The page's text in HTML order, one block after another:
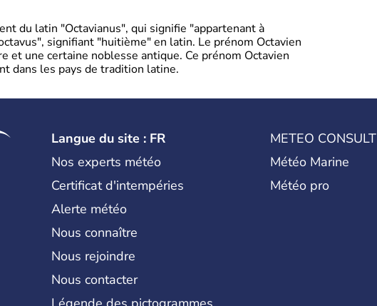
du latin "Octavianus", qui signifie "appartenant à
signifiant "huitième" en latin. Le prénom Octavien
et une certaine noblesse antique. Ce prénom Octavien
dans les pays de tradition latine.
Langue du site : FR
Nos experts météo
Certificat d'intempéries
Alerte météo
Nous connaître
Nous rejoindre
Nous contacter
METEO CONSULT
Météo Marine
Météo pro